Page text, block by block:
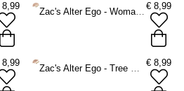
8,99
Zac's Alter Ego - Woman in Nature Printed Wooden Fan Waaier - Bruin
€ 8,99
8,99
Zac's Alter Ego - Tree Printed Wooden Fan Waaier - Multicolours
€ 8,99